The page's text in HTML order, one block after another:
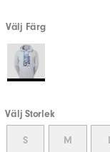
Välj Färg
Välj Storlek
S M